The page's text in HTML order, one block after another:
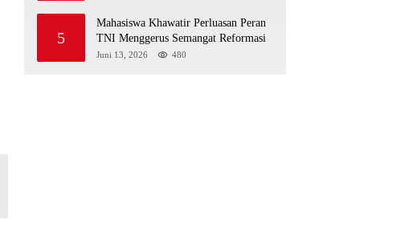
5
Mahasiswa Khawatir Perluasan Peran
TNI Menggerus Semangat Reformasi
Juni 13, 2026 480